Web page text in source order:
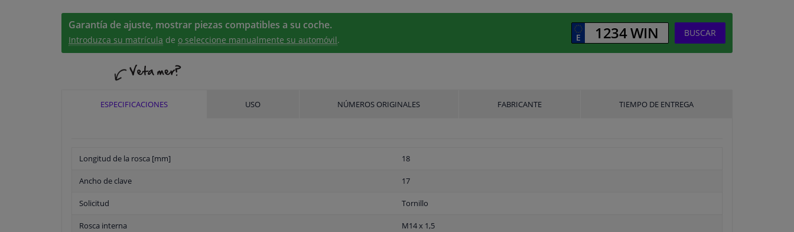
Garantía de ajuste, mostrar piezas compatibles a su coche.
Introduzca su matrícula de o seleccione manualmente su automóvil.
BUSCAR
ESPECIFICACIONES USO NÚMEROS ORIGINALES FABRICANTE TIEMPO DE ENTREGA
Longitud de la rosca [mm] 18
Ancho de clave 17
Solicitud Tornillo
Rosca interna M14 x 1,5